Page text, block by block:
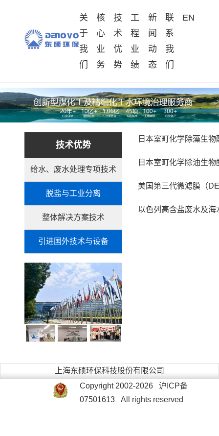
关
于
我
们
核
心
业
务
技
术
优
势
工
程
业
绩
新
闻
动
态
联
系
我
们
EN
技术优势
给水、废水处理专项技术
脱盐与工业分离
整体解决方案技术
引进国外技术与设备
日本室町化学除藻生物
日本室町化学除油生物
美国第三代微滤膜（
以色列高含盐废水及海
上海东硕环保科技股份有限公司
Copyright 2002-2026 沪ICP备
07501613 All rights reserved